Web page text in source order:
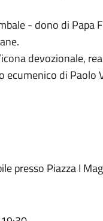
- dono di Papa
devozionale,
ecumenico di Paolo
presso Piazza I